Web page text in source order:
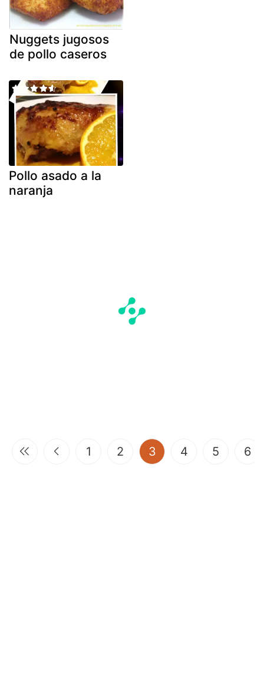
Nuggets jugosos
de pollo caseros
Pollo asado a la
naranja
1 2 3(current)
4 5 6